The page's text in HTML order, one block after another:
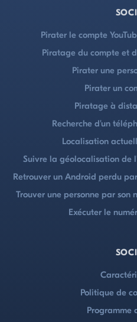
Pirater le compte
Piratage du compte et
Pirater une
Pirater un
Piratage à
Recherche d'un
Localisation
Suivre la géolocalisation de
Retrouver un Android perdu
Trouver une personne par son
Exécuter le
Politique de
Programme